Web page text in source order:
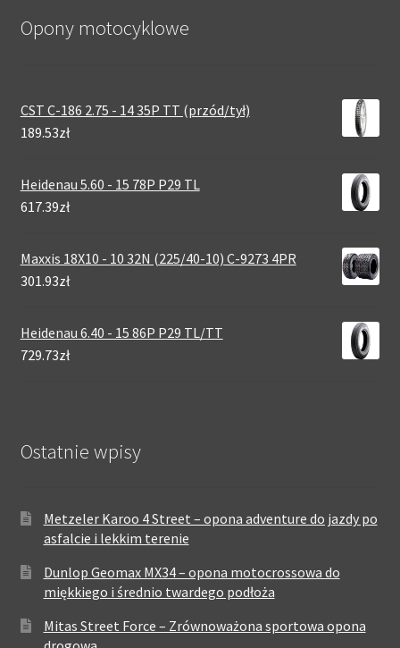
Opony motocyklowe
CST C-186 2.75 - 14 35P TT (przód/tył)
189.53zł
Heidenau 5.60 - 15 78P P29 TL
617.39zł
Maxxis 18X10 - 10 32N (225/40-10) C-9273 4PR
301.93zł
Heidenau 6.40 - 15 86P P29 TL/TT
729.73zł
Ostatnie wpisy
Metzeler Karoo 4 Street – opona adventure do jazdy po
asfalcie i lekkim terenie
Dunlop Geomax MX34 – opona motocrossowa do
miękkiego i średnio twardego podłoża
Mitas Street Force – Zrównoważona sportowa opona